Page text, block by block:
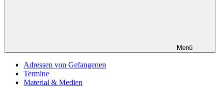
Menü
Adressen von Gefangenen
Termine
Material & Medien